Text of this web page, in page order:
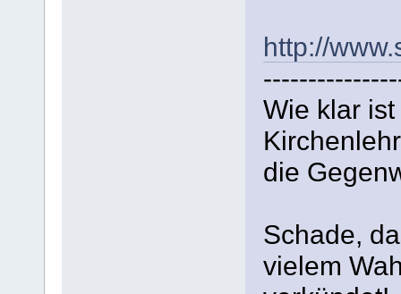
http://
Wie klar
die
Schade,
vielem